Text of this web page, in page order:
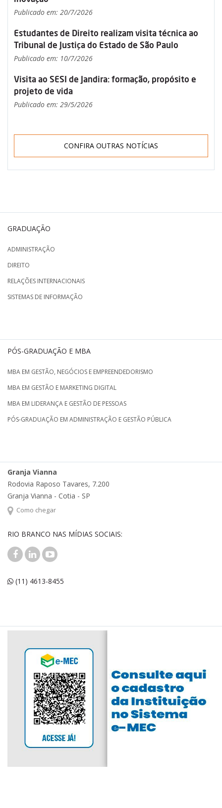
Publicado em: 20/7/2026
Estudantes de Direito realizam visita técnica ao
Tribunal de Justiça do Estado de São Paulo
Publicado em: 10/7/2026
Visita ao SESI de Jandira: formação, propósito e
projeto de vida
Publicado em: 29/5/2026
CONFIRA OUTRAS NOTÍCIAS
GRADUAÇÃO
ADMINISTRAÇÃO
DIREITO
RELAÇÕES INTERNACIONAIS
SISTEMAS DE INFORMAÇÃO
PÓS-GRADUAÇÃO E MBA
MBA EM GESTÃO, NEGÓCIOS E EMPREENDEDORISMO
MBA EM GESTÃO E MARKETING DIGITAL
MBA EM LIDERANÇA E GESTÃO DE PESSOAS
PÓS-GRADUAÇÃO EM ADMINISTRAÇÃO E GESTÃO PÚBLICA
Granja Vianna
Rodovia Raposo Tavares, 7.200
Granja Vianna - Cotia - SP
Como chegar
RIO BRANCO NAS MÍDIAS SOCIAIS:
(11) 4613-8455